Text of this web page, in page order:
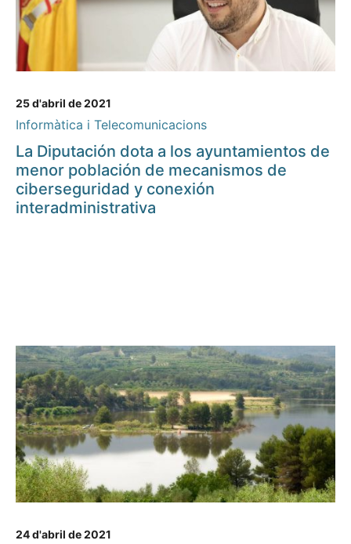
25 d'abril de 2021
Informàtica i Telecomunicacions
La Diputación dota a los ayuntamientos de
menor población de mecanismos de
ciberseguridad y conexión
interadministrativa
24 d'abril de 2021